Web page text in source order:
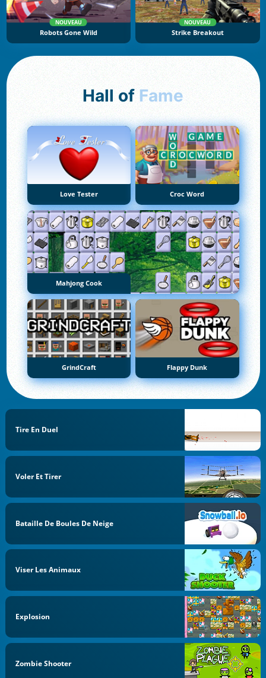
NOUVEAU
Robots Gone Wild
NOUVEAU
Strike Breakout
Hall of Fame
Love Tester Croc Word
Mahjong Cook
GrindCraft Flappy Dunk
Tire En Duel
Voler Et Tirer
Bataille De Boules De Neige
Viser Les Animaux
Explosion
Zombie Shooter